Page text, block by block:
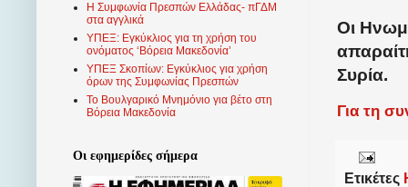
Οι
Συρία.
Για τη
Ετικέτες
Η Συμφωνία Πρεσπών Ελλάδας- πΓΔΜ
στα αγγλικά
ΥΠΕΞ: Εγκύκλιος για τη χρήση του
ονόματος ‘Βόρεια Μακεδονία’
ΥΠΕΞ Σκοπίων: Εγκύκλιος για χρήση
όρων της Συμφωνίας Πρεσπών
Το Βουλγαρικό Μνημόνιο για βέτο στη
Βόρεια Μακεδονία
Οι εφημερίδες σήμερα